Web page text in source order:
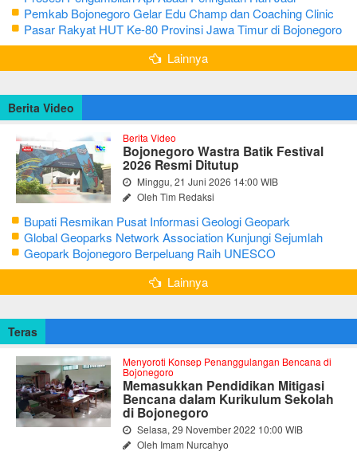
Bojonegoro Ke-348
Pemkab Bojonegoro Gelar Edu Champ dan Coaching Clinic
Seni Reog dan Jaranan
Pasar Rakyat HUT Ke-80 Provinsi Jawa Timur di Bojonegoro
Lainnya
Berita Video
Berita Video
Bojonegoro Wastra Batik Festival
2026 Resmi Ditutup
Minggu, 21 Juni 2026 14:00 WIB
Oleh Tim Redaksi
Bupati Resmikan Pusat Informasi Geologi Geopark
Bojonegoro
Global Geoparks Network Association Kunjungi Sejumlah
Geosite di Bojonegoro
Geopark Bojonegoro Berpeluang Raih UNESCO
Global Geopark
Lainnya
Teras
Menyoroti Konsep Penanggulangan Bencana di
Bojonegoro
Memasukkan Pendidikan Mitigasi
Bencana dalam Kurikulum Sekolah
di Bojonegoro
Selasa, 29 November 2022 10:00 WIB
Oleh Imam Nurcahyo